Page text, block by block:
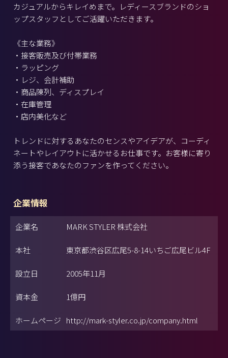
カジュアルからキレイめまで。レディースブランドのショ
ップスタッフとしてご活躍いただきます。
《主な業務》
・接客販売及び付帯業務
・ラッピング
・レジ、会計補助
・商品陳列、ディスプレイ
・在庫管理
・店内美化など
トレンドに対するあなたのセンスやアイデアが、コーディ
ネートやレイアウトに活かせるお仕事です。お客様に寄り
添う接客であなたのファンを作ってください。
企業情報
企業名 MARK STYLER 株式会社
本社 東京都渋谷区広尾5-8-14いちご広尾ビル4F
設立日 2005年11月
資本金 1億円
ホームページ http://mark-styler.co.jp/company.html